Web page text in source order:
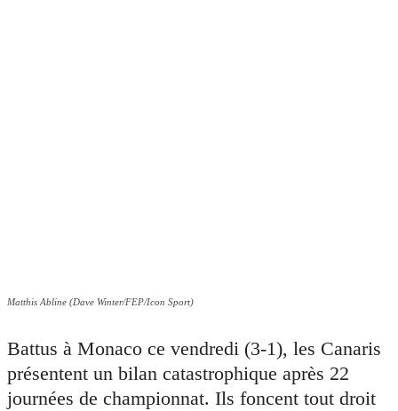
Matthis Abline (Dave Winter/FEP/Icon Sport)
Battus à Monaco ce vendredi (3-1), les Canaris
présentent un bilan catastrophique après 22
journées de championnat. Ils foncent tout droit